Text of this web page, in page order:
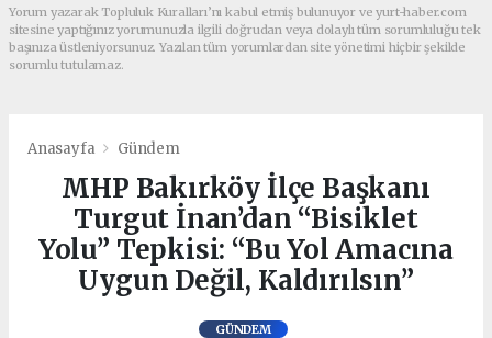
Yorum yazarak Topluluk Kuralları’nı kabul etmiş bulunuyor ve yurt-haber.com
sitesine yaptığınız yorumunuzla ilgili doğrudan veya dolaylı tüm sorumluluğu tek
başınıza üstleniyorsunuz. Yazılan tüm yorumlardan site yönetimi hiçbir şekilde
sorumlu tutulamaz.
Anasayfa Gündem
MHP Bakırköy İlçe Başkanı
Turgut İnan’dan “Bisiklet
Yolu” Tepkisi: “Bu Yol Amacına
Uygun Değil, Kaldırılsın”
GÜNDEM